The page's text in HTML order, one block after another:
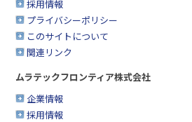
採用情報
プライバシーポリシー
このサイトについて
関連リンク
ムラテックフロンティア株式会社
企業情報
採用情報